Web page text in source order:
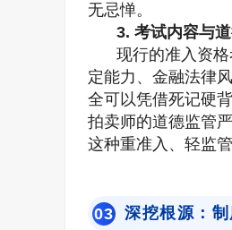
无忌惮。
3. 考试内容与
现行的准入资
定能力、金融法律
全可以凭借死记硬
拍卖师的道德监管
这种重准入、轻监
03 深挖根源：